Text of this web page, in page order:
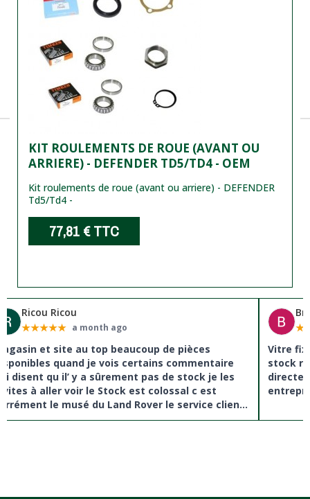
KIT ROULEMENTS DE ROUE (AVANT OU
ARRIERE) - DEFENDER TD5/TD4 - OEM
Kit roulements de roue (avant ou arriere) - DEFENDER
Td5/Td4 -
77,81 €TTC
Ricou Ricou
★★★★★ a month ago
et site au top beaucoup de pièces
quand je vois certains commentaire
disent qu il’ y a sûrement pas de stock je les
à aller voir le Stock est colossal c est
le musé du Land Rover le service client
top ils savent donné des conseils et ne pousse
★
Vitre
stock